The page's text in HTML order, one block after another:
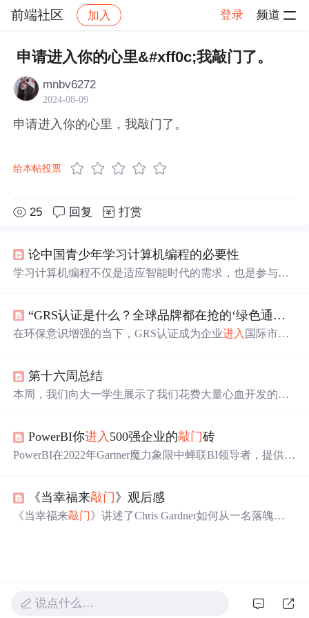
前端社区 加入 登录 频道
社区 前端社区 感慨 帖子详情
申请进入你的心里&#xff0c;我敲门了。
mnbv6272
2024-08-09
申请进入你的心里，我敲门了。
给本帖投票
25 回复 打赏
论中国青少年学习计算机编程的必要性
学习计算机编程不仅是适应智能时代的需求，也是参与全
入 高薪职业和热门领域的敲门砖。 “GRS认证是什么？全球品牌都在抢的‘绿色通行证’！“
在环保意识增强的当下，GRS认证成为企业进入 国际市场
门 砖’、能提升品牌溢价，且未来或成强制要求。企业
有流程和挑战，未来其重要性将提升。
第十六周总结
本周，我们向大一学生展示了我们花费大量心血开发的软
即将启动，同时我们正努力完成PHP大作业。
PowerBI你进入 500强企业的敲门砖
PowerBI在2022年Gartner魔力象限中蝉联BI领导者，提供数
者账号选项使其成为企业高效利用数据的工具，也是求职
者进入500强企业的理想技能。
《当幸福来敲门 》观后感
《当幸福来敲门 》讲述了Chris Gardner如何从一名落魄推
说点什么…